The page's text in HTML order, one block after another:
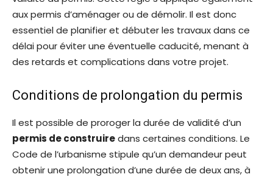
aux permis d’aménager ou de démolir. Il est donc
essentiel de planifier et débuter les travaux dans ce
délai pour éviter une éventuelle caducité, menant à
des retards et complications dans votre projet.
Conditions de prolongation du permis
Il est possible de proroger la durée de validité d’un
permis de construiredans certaines conditions. Le
Code de l’urbanisme stipule qu’un demandeur peut
obtenir une prolongation d’une durée de deux ans, à